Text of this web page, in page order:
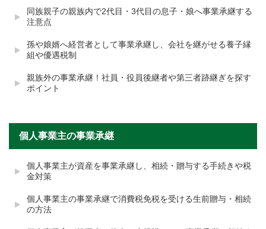
同族親子の親族内で2代目・3代目の息子・娘へ事業承継する
注意点
孫や娘婿へ経営者として事業承継し、会社を継がせる養子縁
組や優遇税制
親族外の事業承継！社員・役員後継者や第三者跡継ぎを探す
ポイント
個人事業主の事業承継
個人事業主が資産を事業承継し、相続・贈与する手続きや税
金対策
個人事業主の事業承継で消費税免税を受ける生前贈与・相続
の方法